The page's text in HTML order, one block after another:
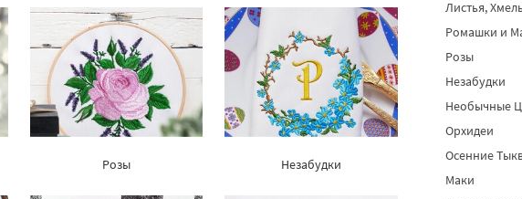
Розы Незабудки
Листья,
Ромашки и
Розы
Незабудки
Необычные
Орхидеи
Осенние
Маки